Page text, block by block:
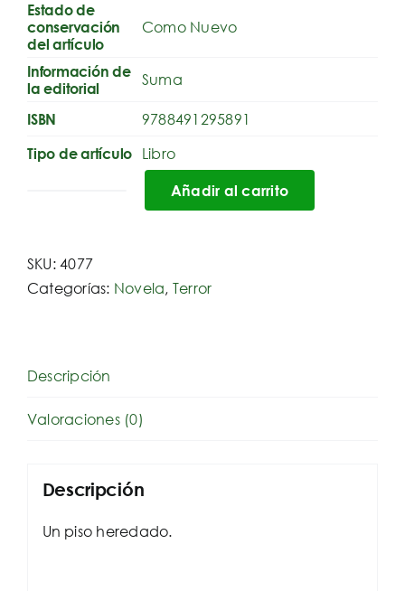
Estado de
conservación
del artículo
Como Nuevo
Información de
la editorial
Suma
ISBN 9788491295891
Tipo de artículo Libro
Incertidumbre
Añadir al carrito
SKU:4077
Categorías: Novela, Terror
Descripción
Valoraciones (0)
Descripción
Un piso heredado.